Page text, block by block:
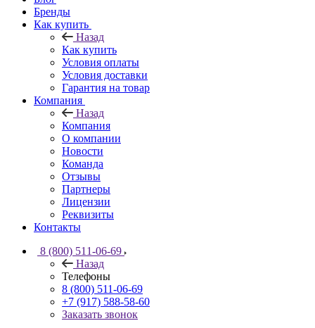
Бренды
Как купить
Назад
Как купить
Условия оплаты
Условия доставки
Гарантия на товар
Компания
Назад
Компания
О компании
Новости
Команда
Отзывы
Партнеры
Лицензии
Реквизиты
Контакты
8 (800) 511-06-69
Назад
Телефоны
8 (800) 511-06-69
+7 (917) 588-58-60
Заказать звонок